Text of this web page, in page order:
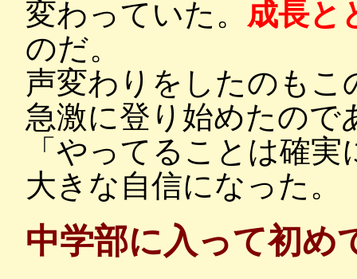
変わっていた。 成長と
のだ。
声変わりをしたのもこ
急激に登り始めたので
「やってることは確
大きな自信になった。
中学部に入って初め